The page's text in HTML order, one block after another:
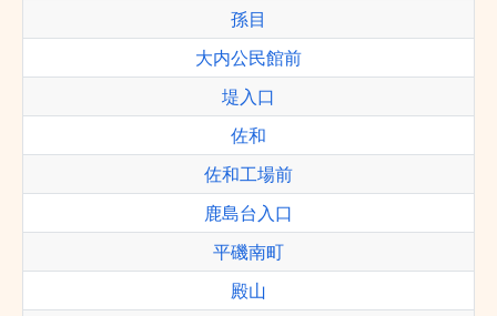
孫目
大内公民館前
堤入口
佐和
佐和工場前
鹿島台入口
平磯南町
殿山